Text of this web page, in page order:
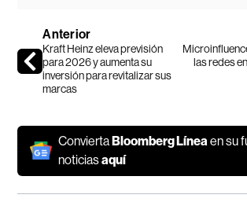
Anterior
Kraft Heinz eleva previsión
para 2026 y aumenta su
inversión para revitalizar sus
marcas
las redes
ConviertaBloomberg Línea en su
noticiasaquí